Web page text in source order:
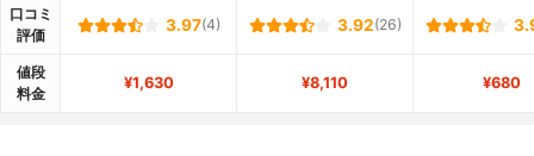
口コミ
評価
3.97(4) 3.92(26)
値段
料金
¥1,630 ¥8,110 ¥680